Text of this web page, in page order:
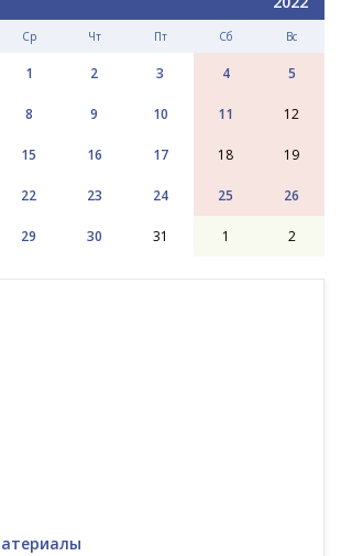
Ср Чт Пт Сб Вс
1 2 3 4 5
8 9 10 11 12
15 16 17 18 19
22 23 24 25 26
29 30 31 1 2